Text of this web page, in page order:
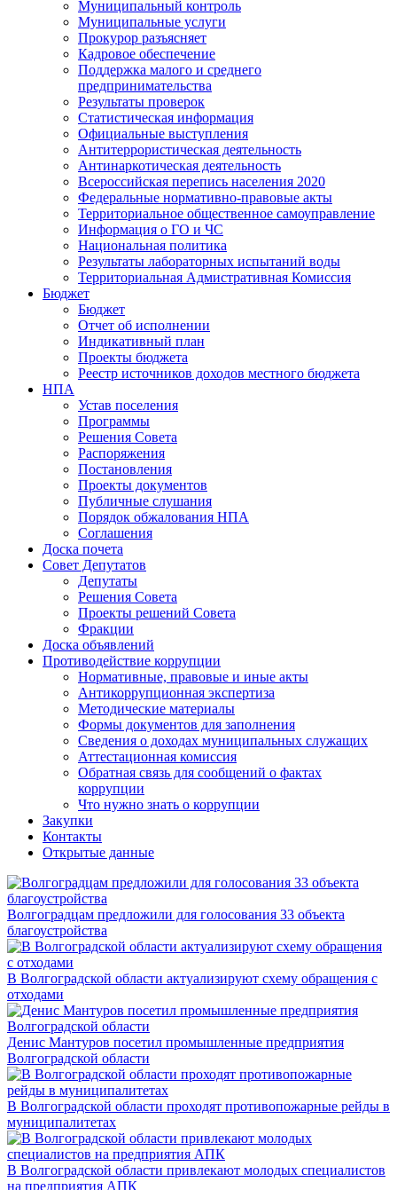
Муниципальный контроль
Муниципальные услуги
Прокурор разъясняет
Кадровое обеспечение
Поддержка малого и среднего
предпринимательства
Результаты проверок
Статистическая информация
Официальные выступления
Антитеррористическая деятельность
Антинаркотическая деятельность
Всероссийская перепись населения 2020
Федеральные нормативно-правовые акты
Территориальное общественное самоуправление
Информация о ГО и ЧС
Национальная политика
Результаты лабораторных испытаний воды
Территориальная Адмистративная Комиссия
Бюджет
Бюджет
Отчет об исполнении
Индикативный план
Проекты бюджета
Реестр источников доходов местного бюджета
НПА
Устав поселения
Программы
Решения Совета
Распоряжения
Постановления
Проекты документов
Публичные слушания
Порядок обжалования НПА
Соглашения
Доска почета
Совет Депутатов
Депутаты
Решения Совета
Проекты решений Совета
Фракции
Доска объявлений
Противодействие коррупции
Нормативные, правовые и иные акты
Антикоррупционная экспертиза
Методические материалы
Формы документов для заполнения
Сведения о доходах муниципальных служащих
Аттестационная комиссия
Обратная связь для сообщений о фактах
коррупции
Что нужно знать о коррупции
Закупки
Контакты
Открытые данные
Волгоградцам предложили для голосования 33 объекта
благоустройства
В Волгоградской области актуализируют схему обращения с
отходами
Денис Мантуров посетил промышленные предприятия
Волгоградской области
В Волгоградской области проходят противопожарные рейды в
муниципалитетах
В Волгоградской области привлекают молодых специалистов
на предприятия АПК